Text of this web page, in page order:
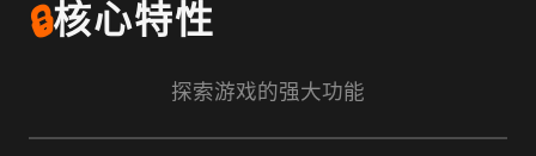
🔒核心特性
探索游戏的强大功能